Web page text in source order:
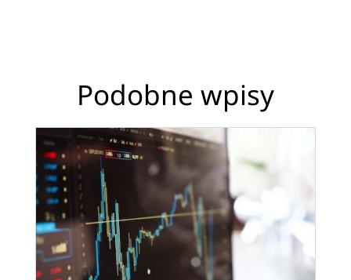
Podobne wpisy